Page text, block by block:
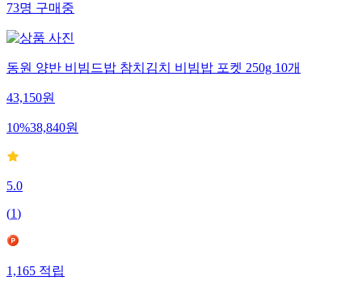
73명 구매중
동원 양반 비빔드밥 참치김치 비빔밥 포켓 250g 10개
43,150원
10%38,840원
5.0
(1)
1,165 적립